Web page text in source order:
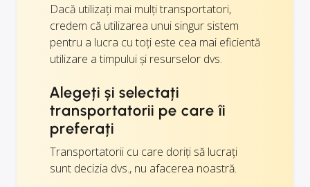
Dacă utilizați mai mulți transportatori,
credem că utilizarea unui singur sistem
pentru a lucra cu toți este cea mai eficientă
utilizare a timpului și resurselor dvs.
Alegeți și selectați
transportatorii pe care îi
preferați
Transportatorii cu care doriți să lucrați
sunt decizia dvs., nu afacerea noastră.